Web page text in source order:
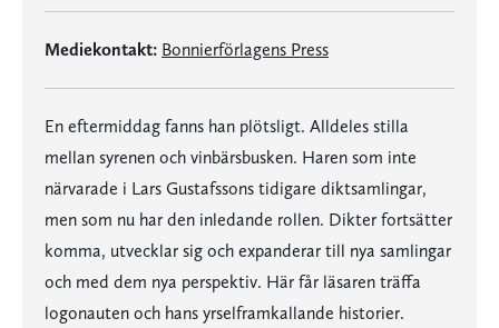
Mediekontakt: Bonnierförlagens Press
En eftermiddag fanns han plötsligt. Alldeles stilla
mellan syrenen och vinbärsbusken. Haren som inte
närvarade i Lars Gustafssons tidigare diktsamlingar,
men som nu har den inledande rollen. Dikter fortsätter
komma, utvecklar sig och expanderar till nya samlingar
och med dem nya perspektiv. Här får läsaren träffa
logonauten och hans yrselframkallande historier.